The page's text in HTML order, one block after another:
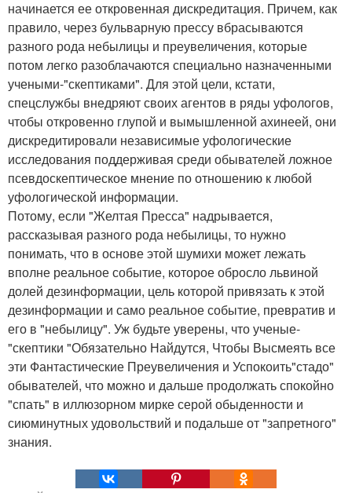
начинается ее откровенная дискредитация. Причем, как
правило, через бульварную прессу вбрасываются
разного рода небылицы и преувеличения, которые
потом легко разоблачаются специально назначенными
учеными-"скептиками". Для этой цели, кстати,
спецслужбы внедряют своих агентов в ряды уфологов,
чтобы откровенно глупой и вымышленной ахинеей, они
дискредитировали независимые уфологические
исследования поддерживая среди обывателей ложное
псевдоскептическое мнение по отношению к любой
уфологической информации.
Потому, если "Желтая Пресса" надрывается,
рассказывая разного рода небылицы, то нужно
понимать, что в основе этой шумихи может лежать
вполне реальное событие, которое обросло львиной
долей дезинформации, цель которой привязать к этой
дезинформации и само реальное событие, превратив и
его в "небылицу". Уж будьте уверены, что ученые-
"скептики "Обязательно Найдутся, Чтобы Высмеять все
эти Фантастические Преувеличения и Успокоить"стадо"
обывателей, что можно и дальше продолжать спокойно
"спать" в иллюзорном мирке серой обыденности и
сиюминутных удовольствий и подальше от "запретного"
знания.